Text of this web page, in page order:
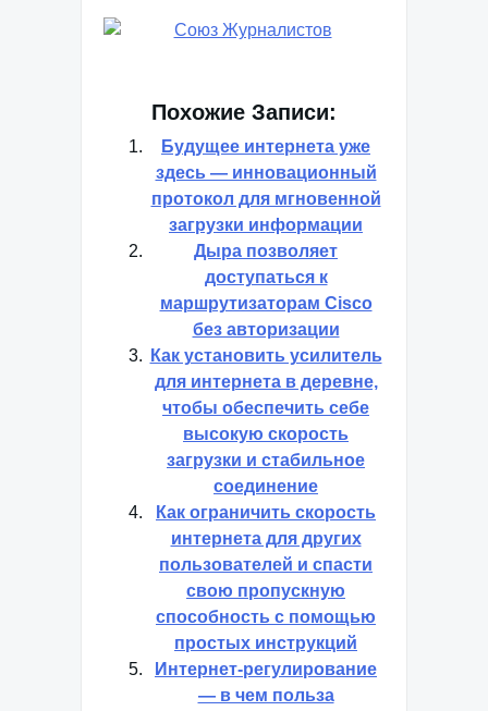
Похожие Записи:
Будущее интернета уже
здесь — инновационный
протокол для мгновенной
загрузки информации
Дыра позволяет
доступаться к
маршрутизаторам Cisco
без авторизации
Как установить усилитель
для интернета в деревне,
чтобы обеспечить себе
высокую скорость
загрузки и стабильное
соединение
Как ограничить скорость
интернета для других
пользователей и спасти
свою пропускную
способность с помощью
простых инструкций
Интернет-регулирование
— в чем польза